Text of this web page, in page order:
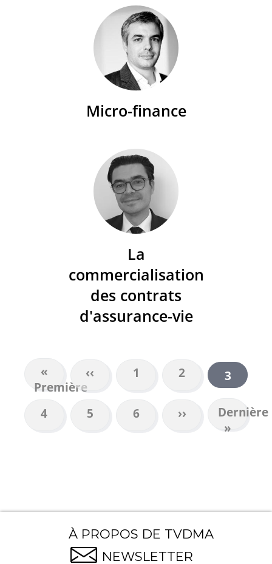
Micro-finance
La
commercialisation
des contrats
d'assurance-vie
PAGINATION
Première
page
«
Première
Page
précédente
‹‹ Page
1 Page
2
Page
3
Page
4 Page
5 Page
6
Page
suivante
››
Dernière
page
Dernière
»
À PROPOS DE TVDMA
NEWSLETTER